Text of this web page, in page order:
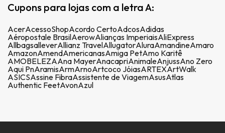
Cupons para lojas com a letra A:
AcerAcessoShopAcordo CertoAdcosAdidas
Aéropostale BrasilAerowAlianças ImperiaisAliExpress
AllbagsalleverAllianz TravelAllugatorAluraAmandineAmaro
AmazonAmendAmericanasAmiga PetAmo Karitê
AMOBELEZAAna MayerAnacapriAnimaleAnjussAno Zero
Aqui PnAramisArmArnoArtcoco JóiasARTEXArtWalk
ASICSAssine FibraAssistente de ViagemAsusAtlas
Authentic FeetAvonAzul